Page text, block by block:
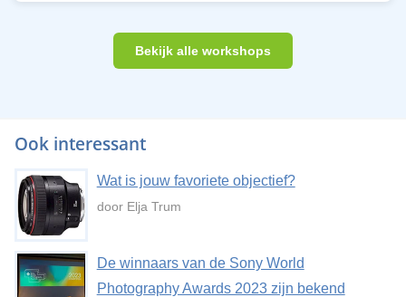
Bekijk alle workshops
Ook interessant
Wat is jouw favoriete objectief?
door Elja Trum
De winnaars van de Sony World
Photography Awards 2023 zijn bekend